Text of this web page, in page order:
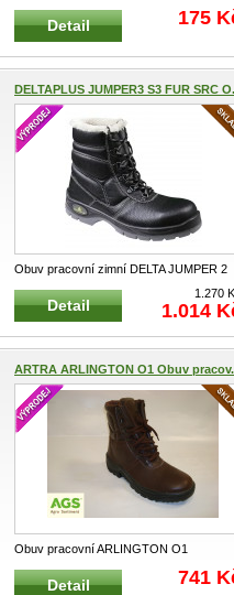
THINSULATE Zimní teplá čepice pro
i... Detail 175
DELTAPLUS JUMPER3 S3 FUR SRC
Obuv pracovní zimní DELTA JUMPER 2
S3 kotníková černá Zimní pracovn ...
Detail
1.270
1.014
ARTRA ARLINGTON O1 Obuv
Obuv pracovní ARLINGTON O1
kotníková hnědá Pracovní dámská
farmářsk...
Detail 741